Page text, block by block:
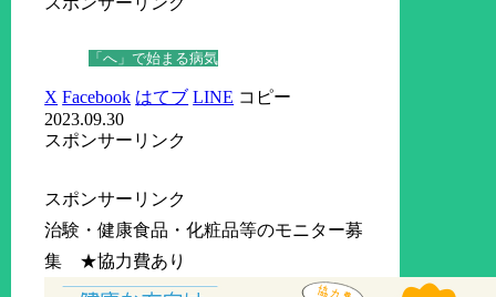
「へ」で始まる病気
X Facebook はてブ LINE コピー
2023.09.30
スポンサーリンク
スポンサーリンク
治験・健康食品・化粧品等のモニター募
集 ★協力費あり